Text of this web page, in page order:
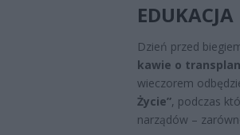
Dzień przed
kawie o
wieczorem
Życie”, podczas
narządów –